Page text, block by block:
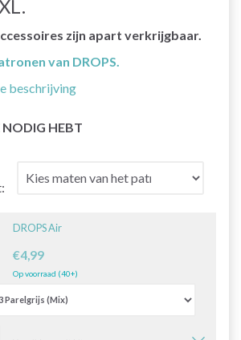
zijn apart verkrijgbaar.
van DROPS.
beschrijving
NODIG HEBT
DROPS Air
€4,99
Op voorraad (40+)